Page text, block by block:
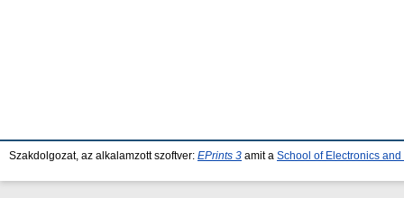
Szakdolgozat, az alkalamzott szoftver: EPrints 3 amit a School of Electronics